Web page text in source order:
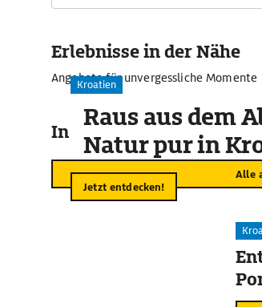
Erlebnisse in der Nähe
Angebote für unvergessliche Momente
In der Umgebung
Alle
Kroatien
Raus aus dem
Natur pur in
Jetzt entdecken!